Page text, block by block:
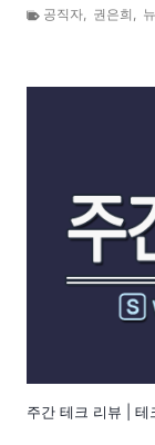
공직자, 권은희 ,
주간 테크 리뷰 테